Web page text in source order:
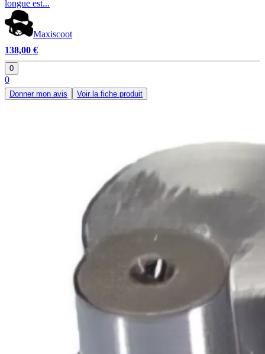
longue est...
Maxiscoot
138,00 €
0
0
Donner mon avis Voir la fiche produit